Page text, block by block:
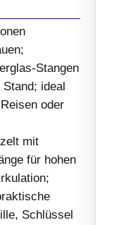
Stangen
ideal
oder
mit
für hohen
Schlüssel